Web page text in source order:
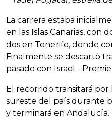
La carrera estaba
en las Islas Canarias, con
dos en Tenerife, donde
Finalmente se descartó
pasado con Israel -
El recorrido transitará por
sureste del país durante
y terminará en Andalucía.